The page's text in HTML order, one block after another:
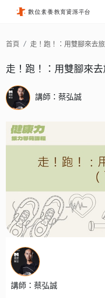
走！跑！：用雙腳來去旅行(
首頁 走！跑！：用雙腳來去
走！跑！：用雙腳來去
講師：蔡弘誠
講師：蔡弘誠